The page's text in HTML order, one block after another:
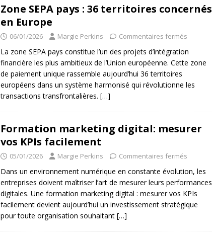
Zone SEPA pays : 36 territoires concernés
en Europe
06/01/2026 Margie Perkins Commentaires fermés
La zone SEPA pays constitue l’un des projets d’intégration
financière les plus ambitieux de l’Union européenne. Cette zone
de paiement unique rassemble aujourd’hui 36 territoires
européens dans un système harmonisé qui révolutionne les
transactions transfrontalières. […]
Formation marketing digital: mesurer
vos KPIs facilement
05/01/2026 Margie Perkins Commentaires fermés
Dans un environnement numérique en constante évolution, les
entreprises doivent maîtriser l’art de mesurer leurs performances
digitales. Une formation marketing digital : mesurer vos KPIs
facilement devient aujourd’hui un investissement stratégique
pour toute organisation souhaitant […]